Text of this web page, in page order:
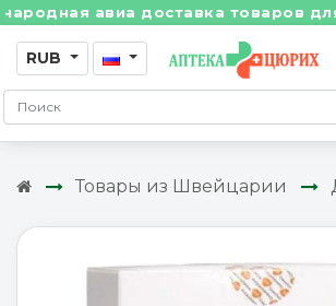
авиа доставка товаров для
RUB
Товары из Швейцарии